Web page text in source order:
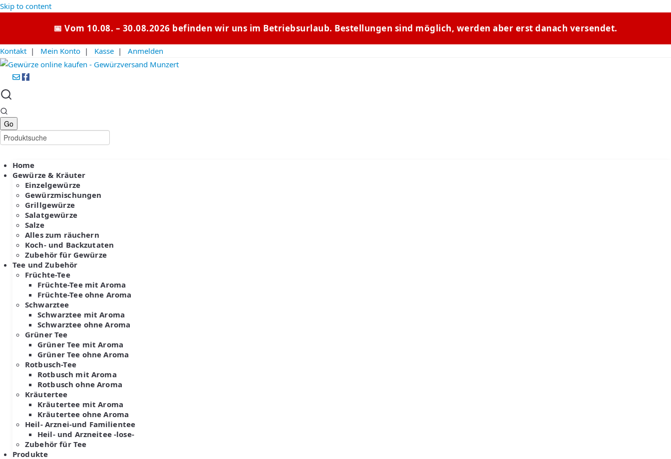
Skip to content
📅 Vom 10.08. – 30.08.2026 befinden wir uns im Betriebsurlaub. Bestellungen sind möglich, werden aber erst danach versendet.
Kontakt | Mein Konto | Kasse | Anmelden
Home
Gewürze & Kräuter
Einzelgewürze
Gewürzmischungen
Grillgewürze
Salatgewürze
Salze
Alles zum räuchern
Koch- und Backzutaten
Zubehör für Gewürze
Tee und Zubehör
Früchte-Tee
Früchte-Tee mit Aroma
Früchte-Tee ohne Aroma
Schwarztee
Schwarztee mit Aroma
Schwarztee ohne Aroma
Grüner Tee
Grüner Tee mit Aroma
Grüner Tee ohne Aroma
Rotbusch-Tee
Rotbusch mit Aroma
Rotbusch ohne Aroma
Kräutertee
Kräutertee mit Aroma
Kräutertee ohne Aroma
Heil- Arznei-und Familientee
Heil- und Arzneitee -lose-
Zubehör für Tee
Produkte